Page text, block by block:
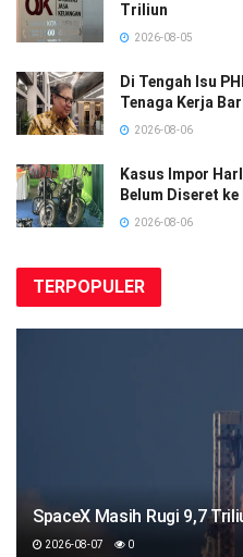
Triliun
2026-08-05
Di Tengah Isu
Tenaga Kerja
2026-08-06
Kasus Impor
Belum Diseret
2026-08-06
TERPOPULER
SpaceX Masih Rugi 9,7
2026-08-07 0